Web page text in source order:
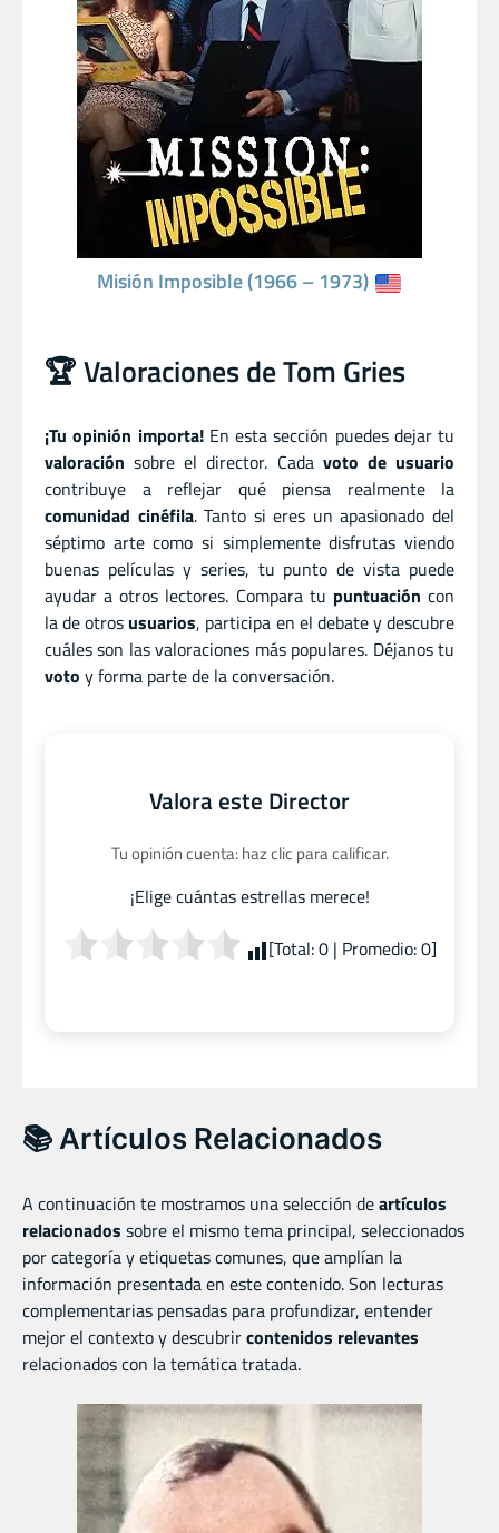
Misión Imposible (1966 – 1973)
🏆 Valoraciones de Tom Gries
¡Tu opinión importa!En esta sección puedes dejar tu
valoración sobre el director. Cada voto de usuario
contribuye a reflejar qué piensa realmente la
comunidad cinéfila. Tanto si eres un apasionado del
séptimo arte como si simplemente disfrutas viendo
buenas películas y series, tu punto de vista puede
ayudar a otros lectores. Compara tu puntuación con
la de otros usuarios, participa en el debate y descubre
cuáles son las valoraciones más populares. Déjanos tu
voto y forma parte de la conversación.
Valora este Director
Tu opinión cuenta: haz clic para calificar.
¡Elige cuántas estrellas merece!
[Total:0| Promedio:0]
📚 Artículos Relacionados
A continuación te mostramos una selección deartículos
relacionados sobre el mismo tema principal, seleccionados
por categoría y etiquetas comunes, que amplían la
información presentada en este contenido. Son lecturas
complementarias pensadas para profundizar, entender
mejor el contexto y descubrircontenidos relevantes
relacionados con la temática tratada.